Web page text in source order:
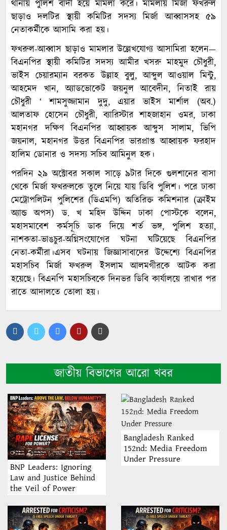
থানায় পুলিশ বাদী হয়ে মামলা করে। মামলায় মির্জা ফখরুল
ছাড়াও দলটির স্থায়ী কমিটির সদস্য মির্জা আব্বাসসহ ৫৯
নেতাকর্মীকে আসামি করা হয়।
ফখরুল-আব্বাস ছাড়াও মামলার উল্লেখযোগ্য আসামিরা হলেন—
বিএনপির স্থায়ী কমিটির সদস্য আমীর খসরু মাহমুদ চৌধুরী,
ভাইস চেয়ারম্যান বরকত উল্লাহ বুলু, আব্দুল আওয়াল মিন্টু,
আহমেদ খান, অ্যাডভোকেট জয়নুল আবেদীন, নিতাই রায়
চৌধুরী ‘ শামসুজ্জামান দুদু, এয়ার ভাইস মার্শাল (অব.)
আলতাফ হোসেন চৌধুরী, ব্যারিস্টার শাহজাহান ওমর, ঢাকা
মহানগর দক্ষিণ বিএনপির আহ্বায়ক আব্দুস সালাম, ভিপি
জয়নাল, মহানগর উত্তর বিএনপির ভারপ্রাপ্ত আহ্বায়ক ফরহাদ
হালিম ডোনার ও সদস্য সচিব আমিনুল হক।
পরদিন ২৯ অক্টোবর সকাল সাড়ে ৯টার দিকে গুলশানের বাসা
থেকে মির্জা ফখরুলকে তুলে নিয়ে যায় ডিবি পুলিশ। পরে ঢাকা
মেট্রোপলিটন পুলিশের (ডিএমপি) অতিরিক্ত কমিশনার (ক্রাইম
অ্যান্ড অপস) ড. খ মহিদ উদ্দিন ঢাকা পোস্টকে বলেন,
মহাসমাবেশ কর্মসূচি ডাক দিয়ে শর্ত ভঙ্গ, পুলিশ হত্যা,
নাশকতা-ভাঙচুর-অগ্নিসংযোগের ঘটনা ঘটিয়েছে বিএনপির
নেতা-কর্মীরা।এসব ঘটনায় জিজ্ঞাসাবাদের উদ্দেশ্যে বিএনপির
মহাসচিব মির্জা ফখরুল ইসলাম আলমগীরকে আটক করা
হয়েছে। বিএনপি মহাসচিবকে দিনভর ডিবি কার্যালয়ে রাখার পর
রাতে আদালতে তোলা হয়।
জাতীয় বিভাগের আরো খবর
BNP Leaders: Ignoring
Law and Justice Behind
the Veil of Power
Bangladesh Ranked
152nd: Media Freedom
Under Pressure